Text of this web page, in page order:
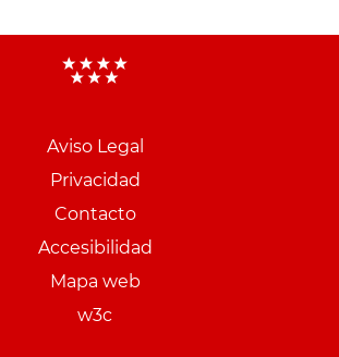
Aviso Legal
Privacidad
Contacto
Accesibilidad
Mapa web
w3c